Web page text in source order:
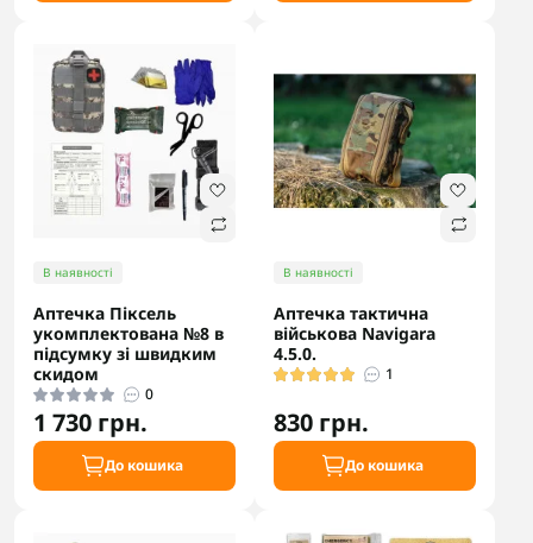
В наявності
Аптечка Піксель
укомплектована №8 в
підсумку зі швидким
скидом
0
1 730 грн.
До кошика
В наявності
Аптечка тактична
військова Navigara
4.5.0.
1
830 грн.
До кошика